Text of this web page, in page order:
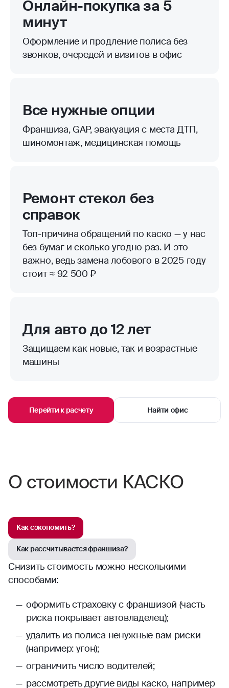
Онлайн-покупка за 5
минут
Оформление и продление полиса без
звонков, очередей и визитов в офис
Все нужные опции
Франшиза, GAP, эвакуация с места ДТП,
шиномонтаж, медицинская помощь
Ремонт стекол без
справок
Топ-причина обращений по каско — у нас
без бумаг и сколько угодно раз. И это
важно, ведь замена лобового в 2025 году
стоит ≈ 92 500 ₽
Для авто до 12 лет
Защищаем как новые, так и возрастные
машины
Перейти к расчету Найти офис
О стоимости КАСКО
Как сэкономить?
Как рассчитывается франшиза?
Снизить стоимость можно несколькими
способами:
оформить страховку с франшизой (часть
риска покрывает автовладелец);
удалить из полиса ненужные вам риски
(например: угон);
ограничить число водителей;
рассмотреть другие виды каско, например